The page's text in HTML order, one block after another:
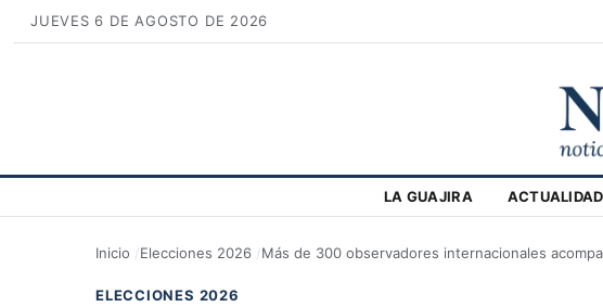
JUEVES 6 DE AGOSTO DE 2026
LA GUAJIRA ACTUALIDAD
Inicio Elecciones 2026 Más de 300 observadores internacionales
ELECCIONES 2026